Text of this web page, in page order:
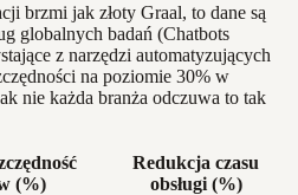
brzmi jak złoty Graal, to dane są
globalnych badań (Chatbots
z narzędzi automatyzujących
na poziomie 30% w
nie każda branża odczuwa to tak
(%)
Redukcja czasu
obsługi (%)